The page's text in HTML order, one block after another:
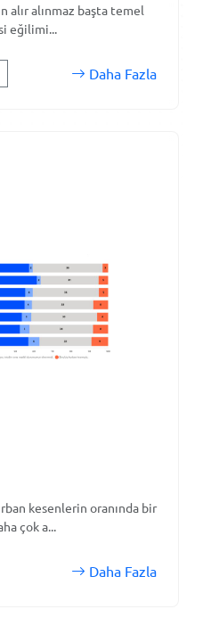
alır alınmaz başta temel
eğilimi...
Daha Fazla
kesenlerin oranında bir
çok a...
Daha Fazla